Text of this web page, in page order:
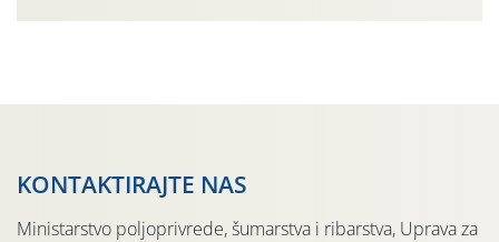
KONTAKTIRAJTE NAS
Ministarstvo poljoprivrede, šumarstva i ribarstva, Uprava za